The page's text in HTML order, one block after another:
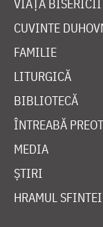
VIAȚA BISERICII
CUVINTE
FAMILIE
LITURGICĂ
BIBLIOTECĂ
ÎNTREABĂ
MEDIA
ȘTIRI
HRAMUL